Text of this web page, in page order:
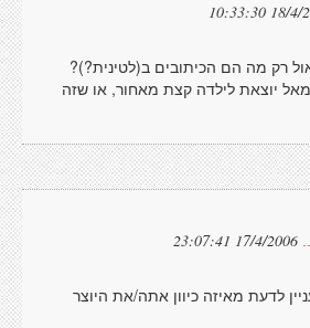
18/4/2006
רק מה הם הכיתובים ב(לטינית?)?
יוצאת לילדה קצת מאחור, או שזה
17/4/2006 23:07:41
לדעת מאיזה כיוון אתה/את היוצר